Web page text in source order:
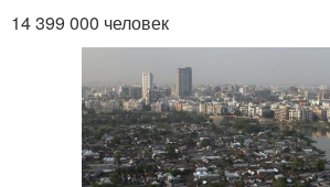
14 399 000 человек